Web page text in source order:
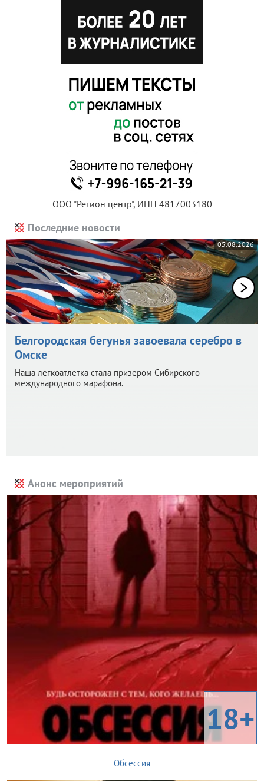
ООО "Регион центр", ИНН 4817003180
Последние новости
05.08.2026
Белгородская бегунья завоевала серебро в
Омске
Наша легкоатлетка стала призером Сибирского
международного марафона.
Анонс мероприятий
18+
Обсессия